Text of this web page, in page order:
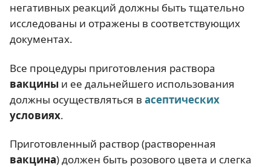
негативных реакций должны быть тщательно
исследованы и отражены в соответствующих
документах.
Все процедуры приготовления раствора
вакцины и ее дальнейшего использования
должны осуществляться в асептических
условиях.
Приготовленный раствор (растворенная
вакцина) должен быть розового цвета и слегка